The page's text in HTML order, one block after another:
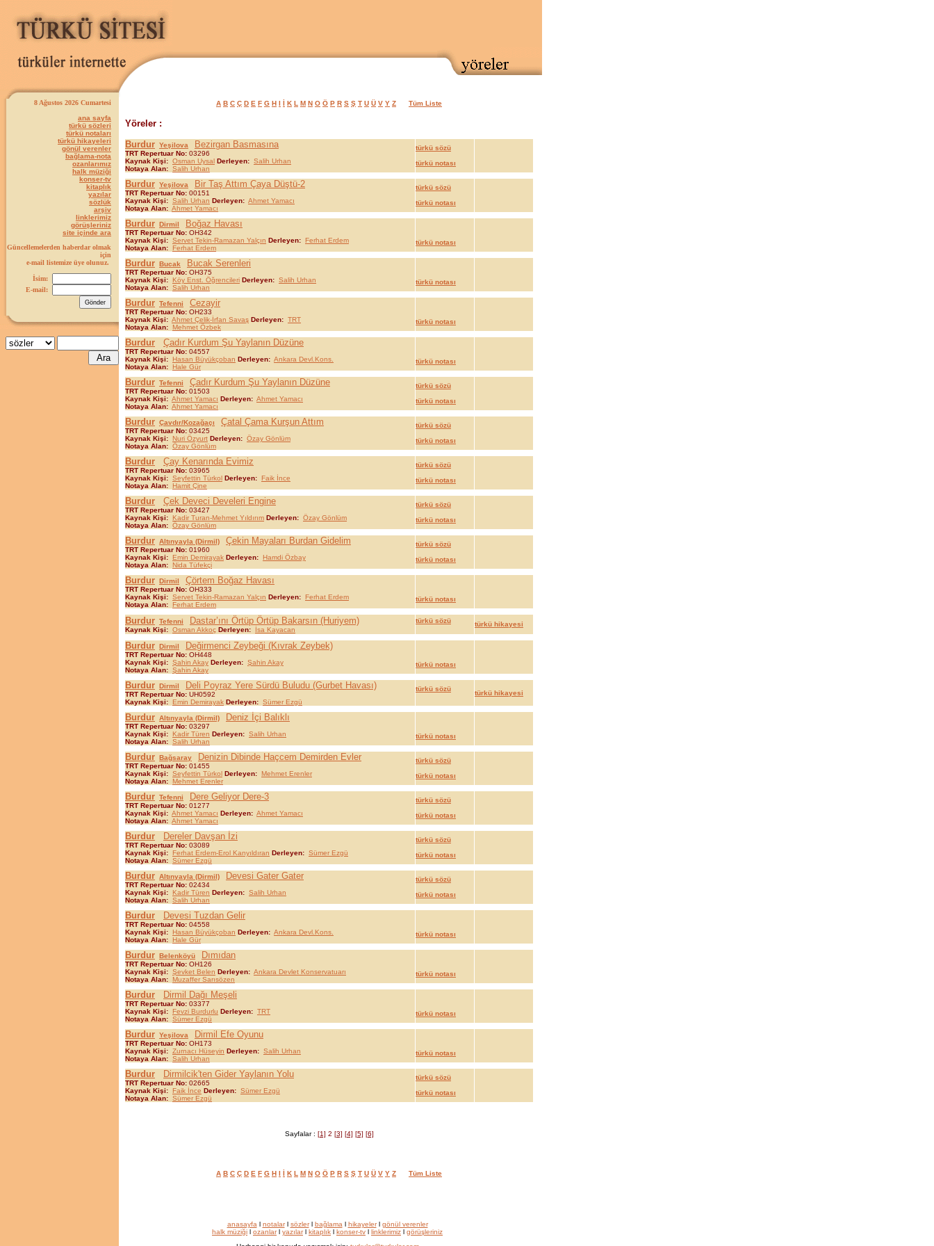
8 Ağustos 2026 Cumartesi
ana sayfa
türkü sözleri
türkü notaları
türkü hikayeleri
gönül verenler
bağlama-nota
ozanlarımız
halk müziği
konser-tv
kitaplık
yazılar
sözlük
arşiv
linklerimiz
görüşleriniz
site içinde ara
Güncellemelerden haberdar olmak
için
e-mail listemize üye olunuz.
İsim:
E-mail:
A B C Ç D E F G H I İ K L M N O Ö P R S Ş T U Ü V Y Z Tüm Liste
Yöreler :
Burdur Yeşilova Bezirgan Basmasına
TRT Repertuar No: 03296
Kaynak Kişi: Osman Uysal Derleyen: Salih Urhan
Notaya Alan: Salih Urhan
türkü sözü
türkü notası
Burdur Yeşilova Bir Taş Attım Çaya Düştü-2
TRT Repertuar No: 00151
Kaynak Kişi: Salih Urhan Derleyen: Ahmet Yamacı
Notaya Alan: Ahmet Yamacı
türkü sözü
türkü notası
Burdur Dirmil Boğaz Havası
TRT Repertuar No: OH342
Kaynak Kişi: Servet Tekin-Ramazan Yalçın Derleyen: Ferhat Erdem
Notaya Alan: Ferhat Erdem
türkü notası
Burdur Bucak Bucak Serenleri
TRT Repertuar No: OH375
Kaynak Kişi: Köy Enst. Öğrencileri Derleyen: Salih Urhan
Notaya Alan: Salih Urhan
türkü notası
Burdur Tefenni Cezayir
TRT Repertuar No: OH233
Kaynak Kişi: Ahmet Çelik-İrfan Savaş Derleyen: TRT
Notaya Alan: Mehmet Özbek
türkü notası
Burdur Çadır Kurdum Şu Yaylanın Düzüne
TRT Repertuar No: 04557
Kaynak Kişi: Hasan Büyükçoban Derleyen: Ankara Devl.Kons.
Notaya Alan: Hale Gür
türkü notası
Burdur Tefenni Çadır Kurdum Şu Yaylanın Düzüne
TRT Repertuar No: 01503
Kaynak Kişi: Ahmet Yamacı Derleyen: Ahmet Yamacı
Notaya Alan: Ahmet Yamacı
türkü sözü
türkü notası
Burdur Çavdır/Kozağaçı Çatal Çama Kurşun Attım
TRT Repertuar No: 03425
Kaynak Kişi: Nuri Özyurt Derleyen: Özay Gönlüm
Notaya Alan: Özay Gönlüm
türkü sözü
türkü notası
Burdur Çay Kenarında Evimiz
TRT Repertuar No: 03965
Kaynak Kişi: Seyfettin Türkol Derleyen: Faik İnce
Notaya Alan: Hamit Çine
türkü sözü
türkü notası
Burdur Çek Deveci Develeri Engine
TRT Repertuar No: 03427
Kaynak Kişi: Kadir Turan-Mehmet Yıldırım Derleyen: Özay Gönlüm
Notaya Alan: Özay Gönlüm
türkü sözü
türkü notası
Burdur Altınyayla (Dirmil) Çekin Mayaları Burdan Gidelim
TRT Repertuar No: 01960
Kaynak Kişi: Emin Demirayak Derleyen: Hamdi Özbay
Notaya Alan: Nida Tüfekçi
türkü sözü
türkü notası
Burdur Dirmil Çörtem Boğaz Havası
TRT Repertuar No: OH333
Kaynak Kişi: Servet Tekin-Ramazan Yalçın Derleyen: Ferhat Erdem
Notaya Alan: Ferhat Erdem
türkü notası
Burdur Tefenni Dastar’ını Örtüp Örtüp Bakarsın (Huriyem)
Kaynak Kişi: Osman Akkoç Derleyen: İsa Kayacan
türkü sözü türkü hikayesi
Burdur Dirmil Değirmenci Zeybeği (Kıvrak Zeybek)
TRT Repertuar No: OH448
Kaynak Kişi: Şahin Akay Derleyen: Şahin Akay
Notaya Alan: Şahin Akay
türkü notası
Burdur Dirmil Deli Poyraz Yere Sürdü Buludu (Gurbet Havası)
TRT Repertuar No: UH0592
Kaynak Kişi: Emin Demirayak Derleyen: Sümer Ezgü
türkü sözü
türkü hikayesi
Burdur Altınyayla (Dirmil) Deniz İçi Balıklı
TRT Repertuar No: 03297
Kaynak Kişi: Kadir Türen Derleyen: Salih Urhan
Notaya Alan: Salih Urhan
türkü notası
Burdur Bağsaray Denizin Dibinde Haçcem Demirden Evler
TRT Repertuar No: 01455
Kaynak Kişi: Seyfettin Türkol Derleyen: Mehmet Erenler
Notaya Alan: Mehmet Erenler
türkü sözü
türkü notası
Burdur Tefenni Dere Geliyor Dere-3
TRT Repertuar No: 01277
Kaynak Kişi: Ahmet Yamacı Derleyen: Ahmet Yamacı
Notaya Alan: Ahmet Yamacı
türkü sözü
türkü notası
Burdur Dereler Davşan İzi
TRT Repertuar No: 03089
Kaynak Kişi: Ferhat Erdem-Erol Kanyıldıran Derleyen: Sümer Ezgü
Notaya Alan: Sümer Ezgü
türkü sözü
türkü notası
Burdur Altınyayla (Dirmil) Devesi Gater Gater
TRT Repertuar No: 02434
Kaynak Kişi: Kadir Türen Derleyen: Salih Urhan
Notaya Alan: Salih Urhan
türkü sözü
türkü notası
Burdur Devesi Tuzdan Gelir
TRT Repertuar No: 04558
Kaynak Kişi: Hasan Büyükçoban Derleyen: Ankara Devl.Kons.
Notaya Alan: Hale Gür
türkü notası
Burdur Belenköyü Dımıdan
TRT Repertuar No: OH126
Kaynak Kişi: Şevket Belen Derleyen: Ankara Devlet Konservatuarı
Notaya Alan: Muzaffer Sarısözen
türkü notası
Burdur Dirmil Dağı Meşeli
TRT Repertuar No: 03377
Kaynak Kişi: Fevzi Burdurlu Derleyen: TRT
Notaya Alan: Sümer Ezgü
türkü notası
Burdur Yeşilova Dirmil Efe Oyunu
TRT Repertuar No: OH173
Kaynak Kişi: Zurnacı Hüseyin Derleyen: Salih Urhan
Notaya Alan: Salih Urhan
türkü notası
Burdur Dirmilcik'ten Gider Yaylanın Yolu
TRT Repertuar No: 02665
Kaynak Kişi: Faik İnce Derleyen: Sümer Ezgü
Notaya Alan: Sümer Ezgü
türkü sözü
türkü notası
Sayfalar : [1] 2 [3] [4] [5] [6]
A B C Ç D E F G H I İ K L M N O Ö P R S Ş T U Ü V Y Z Tüm Liste
anasayfa l notalarl sözlerl bağlama l hikayelerl gönül verenler
halk müziği l ozanlarl yazılarl kitaplık l konser-tv l linklerimiz l görüşleriniz